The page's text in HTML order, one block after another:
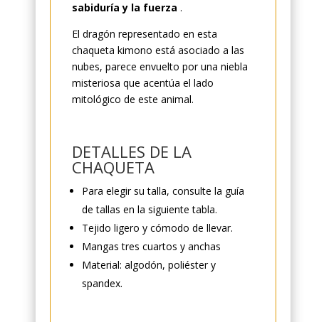
sabiduría y la fuerza .
El dragón representado en esta
chaqueta kimono está asociado a las
nubes, parece envuelto por una niebla
misteriosa que acentúa el lado
mitológico de este animal.
DETALLES DE LA
CHAQUETA
Para elegir su talla, consulte la guía
de tallas en la siguiente tabla.
Tejido ligero y cómodo de llevar.
Mangas tres cuartos y anchas
Material: algodón, poliéster y
spandex.